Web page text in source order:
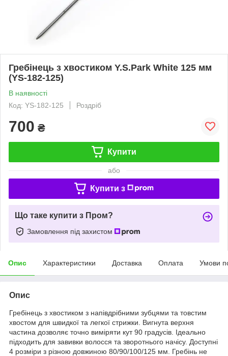
Гребінець з хвостиком Y.S.Park White 125 мм
(YS-182-125)
В наявності
Код: YS-182-125
Роздріб
700 ₴
Купити
або
Купити з
Що таке купити з Пром?
Замовлення під захистом
Опис Характеристики Доставка Оплата Умови
Опис
Гребінець з хвостиком з напівдрібними зубцями та товстим
хвостом для швидкої та легкої стрижки. Вигнута верхня
частина дозволяє точно виміряти кут 90 градусів. Ідеально
підходить для завивки волосся та зворотнього начісу. Доступні
4 розміри з різною довжиною 80/90/100/125 мм. Гребінь не